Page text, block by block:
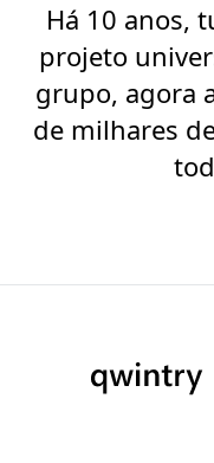
Há 10 anos,
projeto
grupo, agora
de milhares